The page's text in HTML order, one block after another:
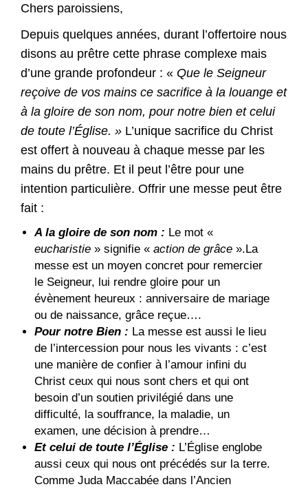
Chers paroissiens,
Depuis quelques années, durant l’offertoire nous
disons au prêtre cette phrase complexe mais
d’une grande profondeur : « Que le Seigneur
reçoive de vos mains ce sacrifice à la louange et
à la gloire de son nom, pour notre bien et celui
de toute l’Église. » L’unique sacrifice du Christ
est offert à nouveau à chaque messe par les
mains du prêtre. Et il peut l’être pour une
intention particulière. Offrir une messe peut être
fait :
A la gloire de son nom : Le mot «
eucharistie » signifie « action de grâce ».La
messe est un moyen concret pour remercier
le Seigneur, lui rendre gloire pour un
évènement heureux : anniversaire de mariage
ou de naissance, grâce reçue….
Pour notre Bien : La messe est aussi le lieu
de l’intercession pour nous les vivants : c’est
une manière de confier à l’amour infini du
Christ ceux qui nous sont chers et qui ont
besoin d’un soutien privilégié dans une
difficulté, la souffrance, la maladie, un
examen, une décision à prendre…
Et celui de toute l’Église : L’Église englobe
aussi ceux qui nous ont précédés sur la terre.
Comme Juda Maccabée dans l’Ancien